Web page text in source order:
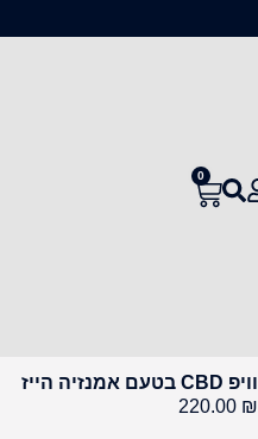
0
וויפ CBD בטעם אמנזיה הייז
220.00 ₪